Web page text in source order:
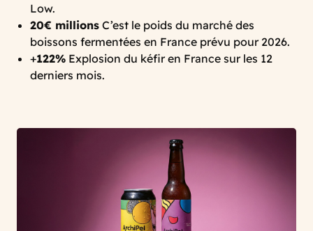
Low.
20€ millions C’est le poids du marché des
boissons fermentées en France prévu pour 2026.
+122% Explosion du kéfir en France sur les 12
derniers mois.